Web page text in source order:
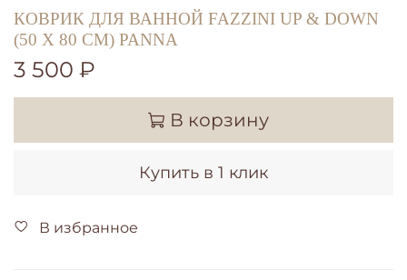
КОВРИК ДЛЯ ВАННОЙ FAZZINI UP & DOWN
(50 X 80 СМ) PANNA
3 500 ₽
В корзину
Купить в 1 клик
В избранное